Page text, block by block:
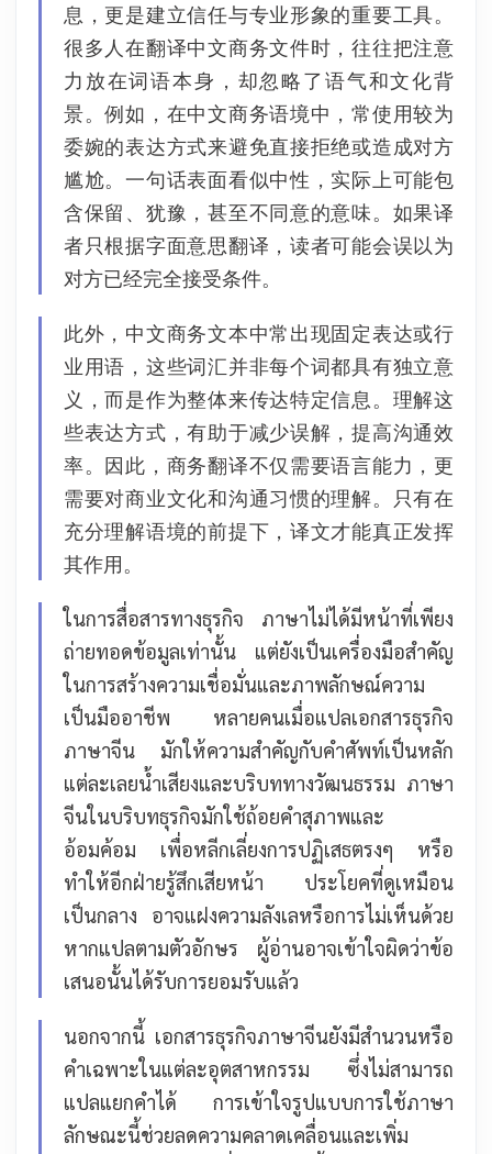
息，更是建立信任与专业形象的重要工具。
很多人在翻译中文商务文件时，往往把注意
力放在词语本身，却忽略了语气和文化背
景。例如，在中文商务语境中，常使用较为
委婉的表达方式来避免直接拒绝或造成对方
尴尬。一句话表面看似中性，实际上可能包
含保留、犹豫，甚至不同意的意味。如果译
者只根据字面意思翻译，读者可能会误以为
对方已经完全接受条件。
此外，中文商务文本中常出现固定表达或行
业用语，这些词汇并非每个词都具有独立意
义，而是作为整体来传达特定信息。理解这
些表达方式，有助于减少误解，提高沟通效
率。 因此，商务翻译不仅需要语言能力，更
需要对商业文化和沟通习惯的理解。只有在
充分理解语境的前提下，译文才能真正发挥
其作用。
ในการสื่อสารทางธุรกิจ ภาษาไม่ได้มีหน้าที่เพียง
ถ่ายทอดข้อมูลเท่านั้น แต่ยังเป็นเครื่องมือสำคัญ
ในการสร้างความเชื่อมั่นและภาพลักษณ์ความ
เป็นมืออาชีพ หลายคนเมื่อแปลเอกสารธุรกิจ
ภาษาจีน มักให้ความสำคัญกับคำศัพท์เป็นหลัก
แต่ละเลยน้ำเสียงและบริบททางวัฒนธรรม ภาษา
จีนในบริบทธุรกิจมักใช้ถ้อยคำสุภาพและ
อ้อมค้อม เพื่อหลีกเลี่ยงการปฏิเสธตรงๆ หรือ
ทำให้อีกฝ่ายรู้สึกเสียหน้า ประโยคที่ดูเหมือน
เป็นกลาง อาจแฝงความลังเลหรือการไม่เห็นด้วย
หากแปลตามตัวอักษร ผู้อ่านอาจเข้าใจผิดว่าข้อ
เสนอนั้นได้รับการยอมรับแล้ว
นอกจากนี้ เอกสารธุรกิจภาษาจีนยังมีสำนวนหรือ
คำเฉพาะในแต่ละอุตสาหกรรม ซึ่งไม่สามารถ
แปลแยกคำได้ การเข้าใจรูปแบบการใช้ภาษา
ลักษณะนี้ช่วยลดความคลาดเคลื่อนและเพิ่ม